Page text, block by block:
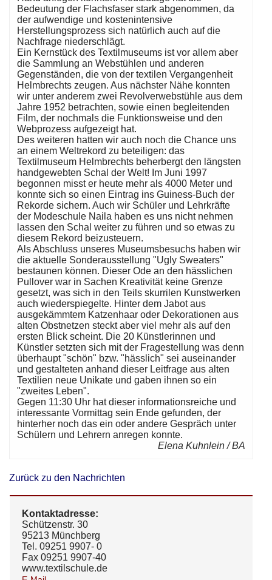
Bedeutung der Flachsfaser stark abgenommen, da
der aufwendige und kostenintensive
Herstellungsprozess sich natürlich auch auf die
Nachfrage niederschlägt.
Ein Kernstück des Textilmuseums ist vor allem aber
die Sammlung an Webstühlen und anderen
Gegenständen, die von der textilen Vergangenheit
Helmbrechts zeugen. Aus nächster Nähe konnten
wir unter anderem zwei Revolverwebstühle aus dem
Jahre 1952 betrachten, sowie einen begleitenden
Film, der nochmals die Funktionsweise und den
Webprozess aufgezeigt hat.
Des weiteren hatten wir auch noch die Chance uns
an einem Weltrekord zu beteiligen: das
Textilmuseum Helmbrechts beherbergt den längsten
handgewebten Schal der Welt! Im Juni 1997
begonnen misst er heute mehr als 4000 Meter und
konnte sich so einen Eintrag ins Guiness-Buch der
Rekorde sichern. Auch wir Schüler und Lehrkräfte
der Modeschule Naila haben es uns nicht nehmen
lassen den Schal weiter zu führen und so etwas zu
diesem Rekord beizusteuern.
Als Abschluss unseres Museumsbesuchs haben wir
die aktuelle Sonderausstellung "Ugly Sweaters"
bestaunen können. Dieser Ode an den hässlichen
Pullover war in Sachen Kreativität keine Grenze
gesetzt, was sich in den Teils skurrilen Kunstwerken
auch wiederspiegelte. Hinter dem Jabot aus
ausgekämmtem Katzenhaar oder Dekorationen aus
alten Obstnetzen steckt aber viel mehr als auf den
ersten Blick scheint. Die 20 Künstlerinnen und
Künstler setzten sich mit der Fragestellung was denn
überhaupt "schön" bzw. "hässlich" sei auseinander
und gestalteten anhand dieser Leitfrage aus alten
Textilien neue Unikate und gaben ihnen so ein
"zweites Leben".
Gegen 11:30 Uhr hat dieser informationsreiche und
interessante Vormittag sein Ende gefunden, der
hinterher noch das ein oder andere Gespräch unter
Schülern und Lehrern anregen konnte.
Elena Kuhnlein / BA
Zurück zu den Nachrichten
Kontaktadresse:
Schützenstr. 30
95213 Münchberg
Tel. 09251 9907- 0
Fax 09251 9907-40
www.textilschule.de